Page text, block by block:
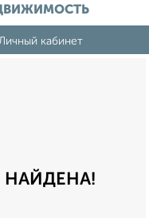
кабинет
НАЙДЕНА!